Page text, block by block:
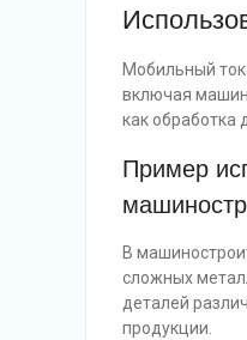
Мобильный
включая
как обработка
Пример
В
сложных
деталей
продукции.